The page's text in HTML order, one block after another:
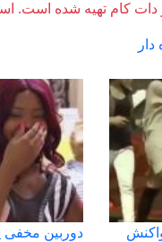
دات کام تهیه شده است.
دوربین مخفی